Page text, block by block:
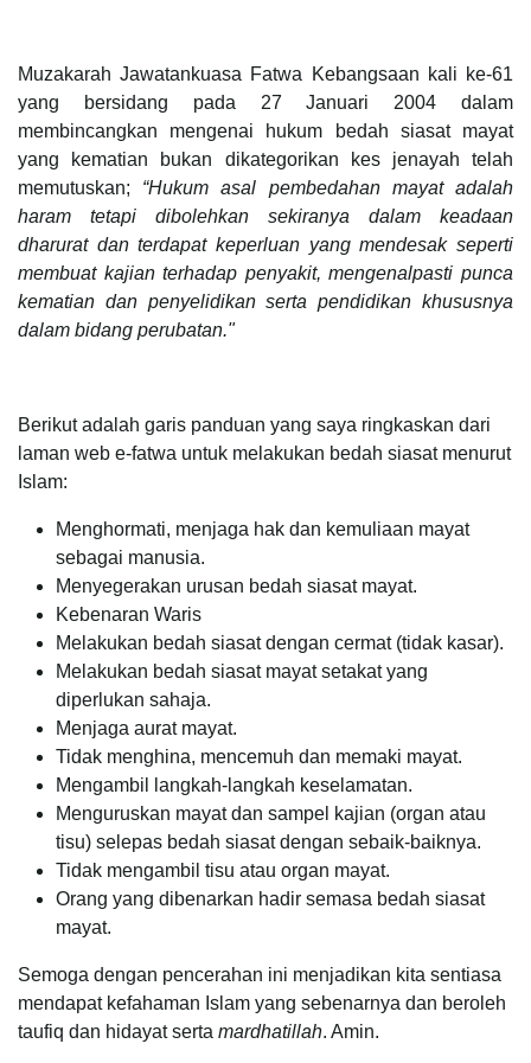
Muzakarah Jawatankuasa Fatwa Kebangsaan kali ke-61
yang bersidang pada 27 Januari 2004 dalam
membincangkan mengenai hukum bedah siasat mayat
yang kematian bukan dikategorikan kes jenayah telah
memutuskan; “Hukum asal pembedahan mayat adalah
haram tetapi dibolehkan sekiranya dalam keadaan
dharurat dan terdapat keperluan yang mendesak seperti
membuat kajian terhadap penyakit, mengenalpasti punca
kematian dan penyelidikan serta pendidikan khususnya
dalam bidang perubatan."
Berikut adalah garis panduan yang saya ringkaskan dari
laman web e-fatwa untuk melakukan bedah siasat menurut
Islam:
Menghormati, menjaga hak dan kemuliaan mayat
sebagai manusia.
Menyegerakan urusan bedah siasat mayat.
Kebenaran Waris
Melakukan bedah siasat dengan cermat (tidak kasar).
Melakukan bedah siasat mayat setakat yang
diperlukan sahaja.
Menjaga aurat mayat.
Tidak menghina, mencemuh dan memaki mayat.
Mengambil langkah-langkah keselamatan.
Menguruskan mayat dan sampel kajian (organ atau
tisu) selepas bedah siasat dengan sebaik-baiknya.
Tidak mengambil tisu atau organ mayat.
Orang yang dibenarkan hadir semasa bedah siasat
mayat.
Semoga dengan pencerahan ini menjadikan kita sentiasa
mendapat kefahaman Islam yang sebenarnya dan beroleh
taufiq dan hidayat serta mardhatillah. Amin.